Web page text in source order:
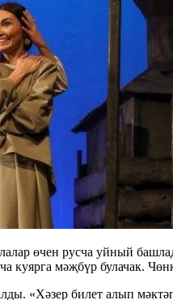
өчен русча уйный
куярга мәҗбүр булачак.
«Хәзер билет алып